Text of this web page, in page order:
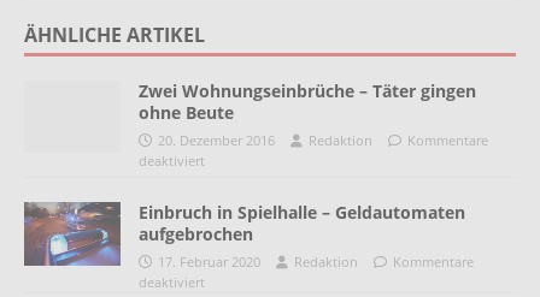
ÄHNLICHE ARTIKEL
Zwei Wohnungseinbrüche – Täter gingen
ohne Beute
20. Dezember 2016 Redaktion
Kommentare
deaktiviert
Einbruch in Spielhalle – Geldautomaten
aufgebrochen
17. Februar 2020 Redaktion
Kommentare
deaktiviert